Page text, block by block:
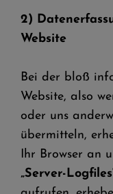
2)
Website
Bei der bloß
Website, also
oder uns
übermitteln,
Ihr Browser an
„Server-